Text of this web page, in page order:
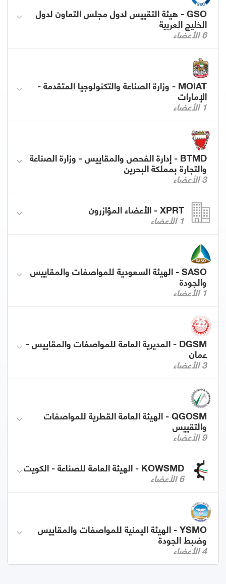
GSO - هيئة التقييس لدول مجلس التعاون لدول
الخليج العربية
6 الأعضاء
MOIAT - وزارة الصناعة والتكنولوجيا المتقدمة -
الإمارات
1 الأعضاء
BTMD - إدارة الفحص والمقاييس - وزارة الصناعة
والتجارة بمملكة البحرين
3 الأعضاء
XPRT - الأعضاء المؤازرون
1 الأعضاء
SASO - الهيئة السعودية للمواصفات والمقاييس
والجودة
1 الأعضاء
DGSM - المديرية العامة للمواصفات والمقاييس -
عمان
3 الأعضاء
QGOSM - الهيئة العامة القطرية للمواصفات
والتقييس
9 الأعضاء
KOWSMD - الهيئة العامة للصناعة - الكويت
6 الأعضاء
YSMO - الهيئة اليمنية للمواصفات والمقاييس
وضبط الجودة
4 الأعضاء